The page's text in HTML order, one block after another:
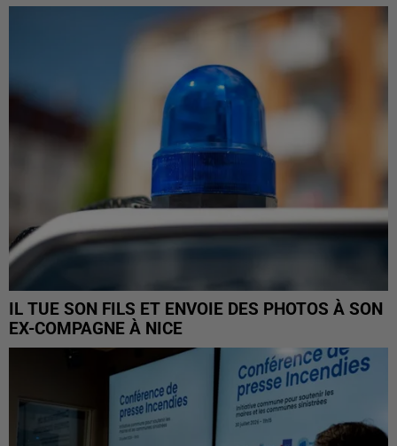
IL TUE SON FILS ET ENVOIE DES PHOTOS À SON
EX-COMPAGNE À NICE